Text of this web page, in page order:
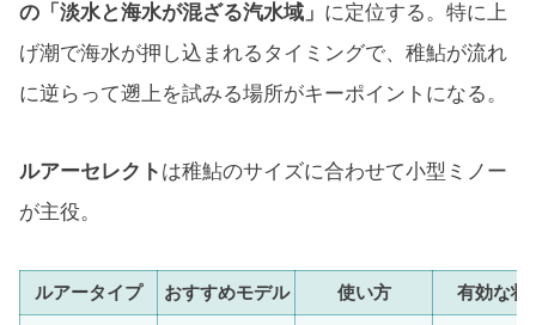
の「淡水と海水が混ざる汽水域」 に定位する。特に上
げ潮で海水が押し込まれるタイミングで、稚鮎が流れ
に逆らって遡上を試みる場所がキーポイントになる。
ルアーセレクト は稚鮎のサイズに合わせて小型ミノー
が主役。
ルアータイプ おすすめモデル 使い方 有効な状